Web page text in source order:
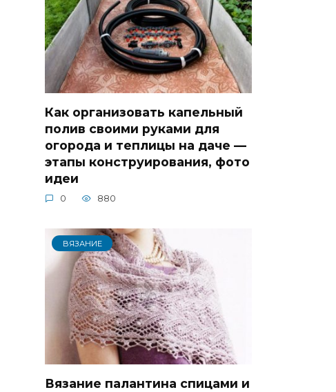
Как организовать капельный
полив своими руками для
огорода и теплицы на даче —
этапы конструирования, фото
идеи
0 880
ВЯЗАНИЕ
Вязание палантина спицами и